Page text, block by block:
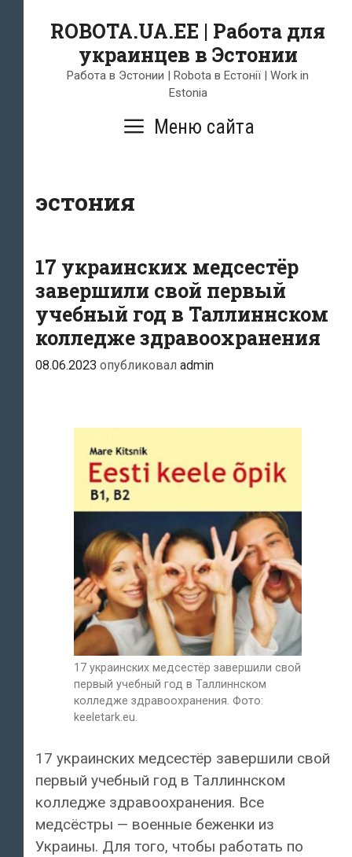
ROBOTA.UA.EE | Работа для
украинцев в Эстонии
Работа в Эстонии | Robota в Естонії | Work in
Estonia
Меню сайта
эстония
17 украинских медсестёр
завершили свой первый
учебный год в Таллиннском
колледже здравоохранения
08.06.2023 опубликовал admin
17 украинских медсестёр завершили свой
первый учебный год в Таллиннском
колледже здравоохранения. Фото:
keeletark.eu.
17 украинских медсестёр завершили свой
первый учебный год в Таллиннском
колледже здравоохранения. Все
медсёстры — военные беженки из
Украины. Для того, чтобы работать по